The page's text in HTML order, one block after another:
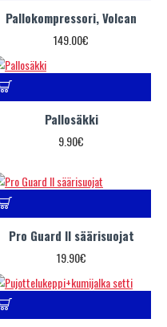
Pallokompressori, Volcan
149.00€
Pallosäkki
9.90€
Pro Guard II säärisuojat
19.90€